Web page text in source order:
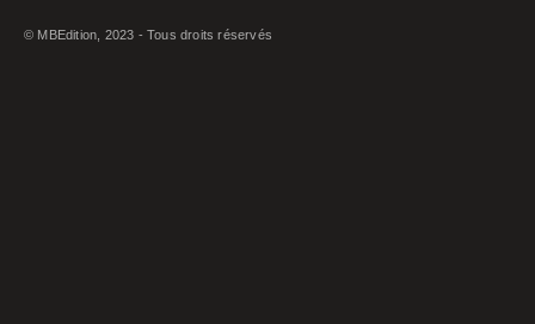
© MBEdition, 2023 - Tous droits réservés